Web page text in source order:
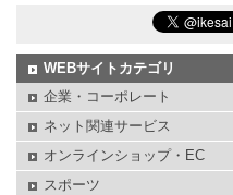
WEBサイトカテゴリ
企業・コーポレート
ネット関連サービス
オンラインショップ・EC
スポーツ